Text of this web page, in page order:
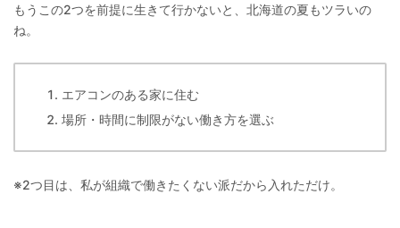
もうこの2つを前提に生きて行かないと、北海道の夏もツラいの
ね。
エアコンのある家に住む
場所・時間に制限がない働き方を選ぶ
※2つ目は、私が組織で働きたくない派だから入れただけ。